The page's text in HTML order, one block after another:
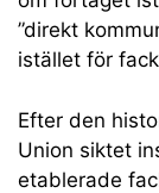
”direkt
istället för
Efter den
Union siktet
etablerade